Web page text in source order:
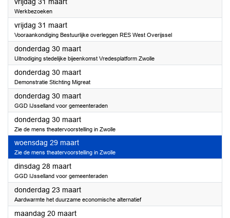
Werkbezoeken
vrijdag 31 maart2023
Vooraankondiging Bestuurlijke overleggen RES West Overijssel
donderdag 30 maart2023
Uitnodiging stedelijke bijeenkomst Vredesplatform Zwolle
donderdag 30 maart2023
Demonstratie Stichting Migreat
donderdag 30 maart2023
GGD IJsselland voor gemeenteraden
donderdag 30 maart2023
Zie de mens theatervoorstelling in Zwolle
woensdag 29 maart2023
Zie de mens theatervoorstelling in Zwolle
dinsdag 28 maart2023
GGD IJsselland voor gemeenteraden
donderdag 23 maart2023
Aardwarmte het duurzame economische alternatief
maandag 20 maart2023